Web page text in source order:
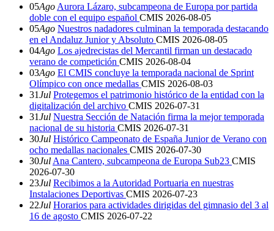
05Ago Aurora Lázaro, subcampeona de Europa por partida
doble con el equipo español CMIS 2026-08-05
05Ago Nuestros nadadores culminan la temporada destacando
en el Andaluz Junior y Absoluto CMIS 2026-08-05
04Ago Los ajedrecistas del Mercantil firman un destacado
verano de competición CMIS 2026-08-04
03Ago El CMIS concluye la temporada nacional de Sprint
Olímpico con once medallas CMIS 2026-08-03
31Jul Protegemos el patrimonio histórico de la entidad con la
digitalización del archivo CMIS 2026-07-31
31Jul Nuestra Sección de Natación firma la mejor temporada
nacional de su historia CMIS 2026-07-31
30Jul Histórico Campeonato de España Junior de Verano con
ocho medallas nacionales CMIS 2026-07-30
30Jul Ana Cantero, subcampeona de Europa Sub23 CMIS
2026-07-30
23Jul Recibimos a la Autoridad Portuaria en nuestras
Instalaciones Deportivas CMIS 2026-07-23
22Jul Horarios para actividades dirigidas del gimnasio del 3 al
16 de agosto CMIS 2026-07-22